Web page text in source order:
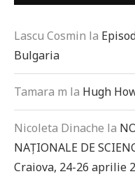
Lascu Cosmin la
Bulgaria
Tamara m la Hugh
Nicoleta Dinache la
NAȚIONALE DE
Craiova, 24-26 aprilie